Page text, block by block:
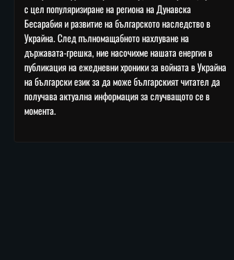
с цел популяризиране на региона на Дунавска
Бесарабия и развитие на българското наследство в
Украйна. След пълномащабното нахлуване на
държавата-грешка, ние насочихме нашата енергия в
публикация на ежедневни хроники за войната в Украйна
на български език за да може българският читател да
получава актуална информация за случващото се в
момента.